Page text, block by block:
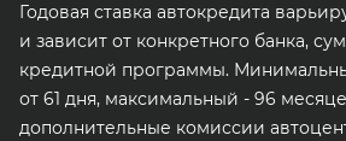
Годовая ставка автокредита
и зависит от конкретного банка,
кредитной программы.
от 61 дня, максимальный - 96
дополнительные комиссии